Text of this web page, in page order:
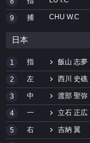
9 捕 CHU W.C
日本
1 指 飯山 志夢
2 左 西川 史礁
3 中 渡部 聖弥
4 一 立石 正広
5 右 吉納 翼